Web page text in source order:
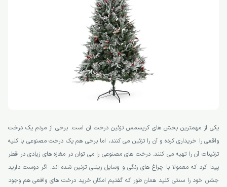
یکی از مهمترین بخش های کریسمس تزئین درخت آن است. برخی از مردم یک درخت
واقعی را خریداری کرده و آن را تزئین می کنند، اما برخی هم یک درخت مصنوعی با کلیه
تزئینات آن را تهیه می کنند. درخت های مصنوعی را می توان در مغازه های زیادی در قطر
پیدا کرد که معمولا با چراغ های رنگی و وسایل زینتی تزئین شده اند. اگر دوست دارید
جشن خود را سنتی کنید همان طور که گفتیم امکان خرید درخت های واقعی هم وجود